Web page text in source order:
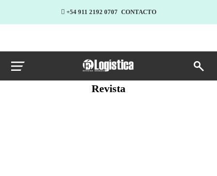
+54 911 2192 0707 CONTACTO
Revista